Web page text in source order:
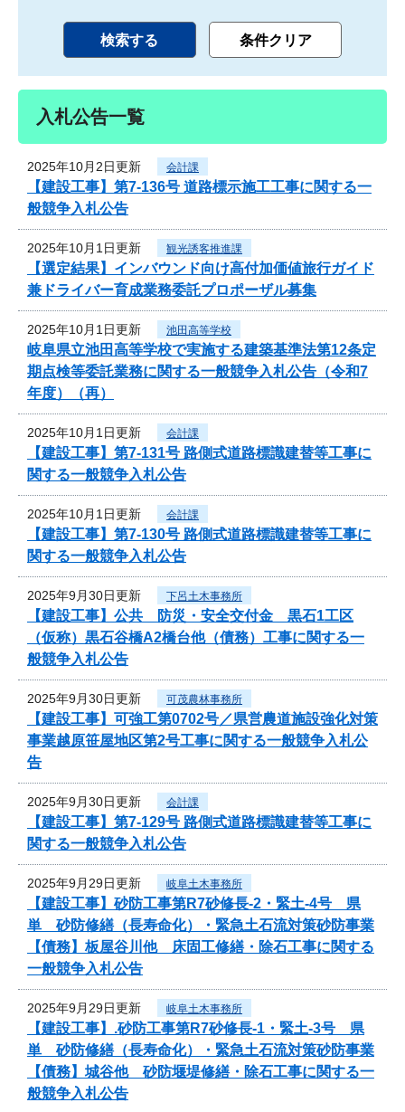
入札公告一覧
2025年10月2日更新 会計課
【建設工事】第7-136号 道路標示施工工事に関する一
般競争入札公告
2025年10月1日更新 観光誘客推進課
【選定結果】インバウンド向け高付加価値旅行ガイド
兼ドライバー育成業務委託プロポーザル募集
2025年10月1日更新 池田高等学校
岐阜県立池田高等学校で実施する建築基準法第12条定
期点検等委託業務に関する一般競争入札公告（令和7
年度）（再）
2025年10月1日更新 会計課
【建設工事】第7-131号 路側式道路標識建替等工事に
関する一般競争入札公告
2025年10月1日更新 会計課
【建設工事】第7-130号 路側式道路標識建替等工事に
関する一般競争入札公告
2025年9月30日更新 下呂土木事務所
【建設工事】公共 防災・安全交付金 黒石1工区
（仮称）黒石谷橋A2橋台他（債務）工事に関する一
般競争入札公告
2025年9月30日更新 可茂農林事務所
【建設工事】可強工第0702号／県営農道施設強化対策
事業越原笹屋地区第2号工事に関する一般競争入札公
告
2025年9月30日更新 会計課
【建設工事】第7-129号 路側式道路標識建替等工事に
関する一般競争入札公告
2025年9月29日更新 岐阜土木事務所
【建設工事】砂防工事第R7砂修長-2・緊土-4号 県
単 砂防修繕（長寿命化）・緊急土石流対策砂防事業
【債務】板屋谷川他 床固工修繕・除石工事に関する
一般競争入札公告
2025年9月29日更新 岐阜土木事務所
【建設工事】.砂防工事第R7砂修長-1・緊土-3号 県
単 砂防修繕（長寿命化）・緊急土石流対策砂防事業
【債務】城谷他 砂防堰堤修繕・除石工事に関する一
般競争入札公告